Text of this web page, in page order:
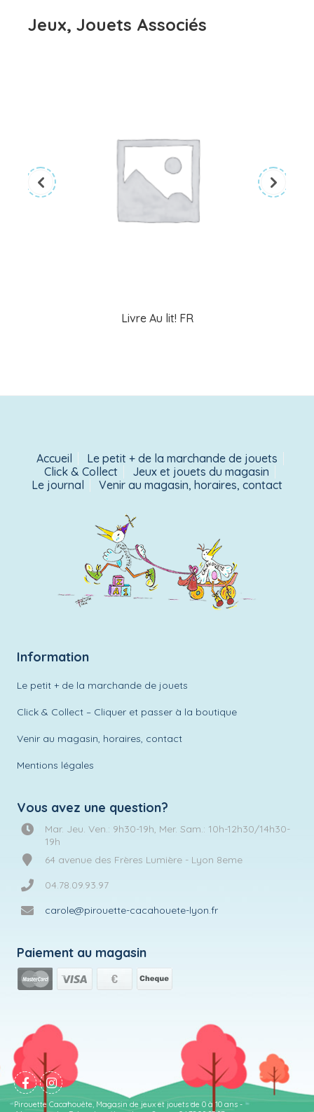
Jeux, Jouets Associés
Livre Au lit! FR
Accueil
Le petit + de la marchande de jouets
Click & Collect
Jeux et jouets du magasin
Le journal
Venir au magasin, horaires, contact
Information
Le petit + de la marchande de jouets
Click & Collect – Cliquer et passer à la boutique
Venir au magasin, horaires, contact
Mentions légales
Vous avez une question?
Mar. Jeu. Ven.: 9h30-19h, Mer. Sam.: 10h-12h30/14h30-
19h
64 avenue des Frères Lumière - Lyon 8eme
04.78.09.93.97
carole@pirouette-cacahouete-lyon.fr
Paiement au magasin
Pirouette Cacahouète, Magasin de jeux et jouets de 0 à 10 ans -